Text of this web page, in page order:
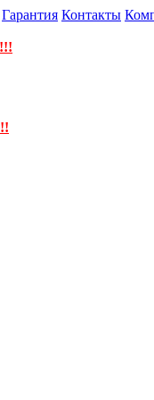
Гарантия Контакты